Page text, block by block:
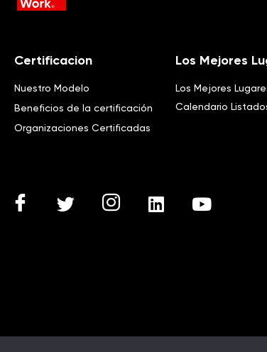
Certificacion
Nuestro Modelo
Beneficios de la certificación
Organizaciones Certificadas
Los Mejores
Los Mejores
Calendario